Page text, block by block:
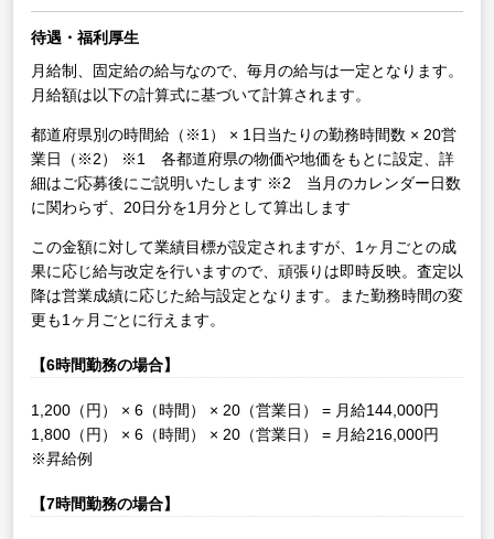
待遇・福利厚生
月給制、固定給の給与なので、毎月の給与は一定となります。
月給額は以下の計算式に基づいて計算されます。
都道府県別の時間給（※1） × 1日当たりの勤務時間数 × 20営
業日（※2）
※1 各都道府県の物価や地価をもとに設定、詳
細はご応募後にご説明いたします ※2 当月のカレンダー日数
に関わらず、20日分を1月分として算出します
この金額に対して業績目標が設定されますが、1ヶ月ごとの成
果に応じ給与改定を行いますので、頑張りは即時反映。査定以
降は営業成績に応じた給与設定となります。また勤務時間の変
更も1ヶ月ごとに行えます。
【6時間勤務の場合】
1,200（円） × 6（時間） × 20（営業日） = 月給144,000円
1,800（円） × 6（時間） × 20（営業日） = 月給216,000円
※昇給例
【7時間勤務の場合】